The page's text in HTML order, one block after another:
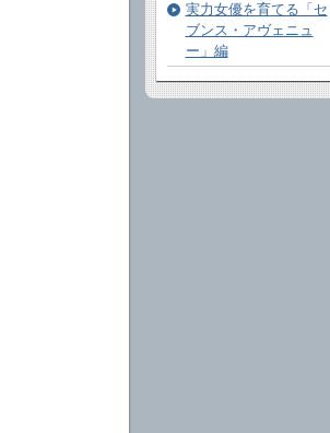
実力女優を育てる「セ
ブンス・アヴェニュ
ー」編